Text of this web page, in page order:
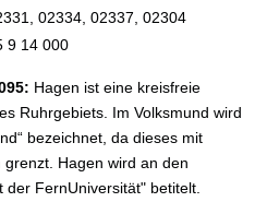
02334, 02337, 02304
9 14 000
Hagen ist eine kreisfreie
Ruhrgebiets. Im Volksmund wird
bezeichnet, da dieses mit
Hagen wird an den
FernUniversität" betitelt.